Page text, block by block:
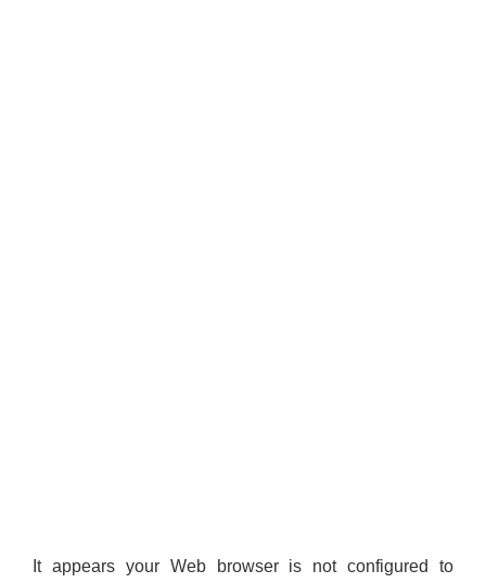
It appears your Web browser is not configured to